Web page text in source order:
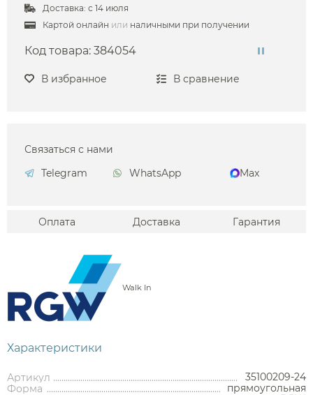
Доставка: с 14 июля
Картой онлайн или наличными при получении
Код товара: 384054
В избранное В сравнение
Связаться с нами
Telegram
WhatsApp Max
Оплата Доставка Гарантия
Walk In
Характеристики
Артикул
35100209-24
Форма
прямоугольная